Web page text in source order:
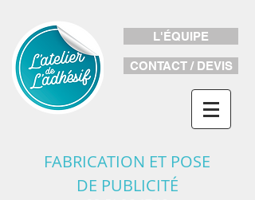
L'ÉQUIPE
CONTACT / DEVIS
FABRICATION ET POSE
DE PUBLICITÉ